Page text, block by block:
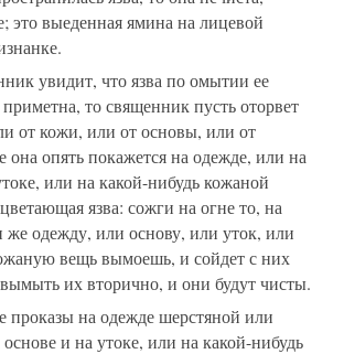
это выеденная ямина на лицевой
увидит, что язва по омытии ее
приметна, то священник пусть оторвет
от кожи, или от основы, или от
опять покажется на одежде, или на
или на какой-нибудь кожаной
язва: сожги на огне то, на
одежду, или основу, или уток, или
вещь вымоешь, и сойдет с них
их вторично, и они будут чисты.
проказы на одежде шерстяной или
и на утоке, или на какой-нибудь